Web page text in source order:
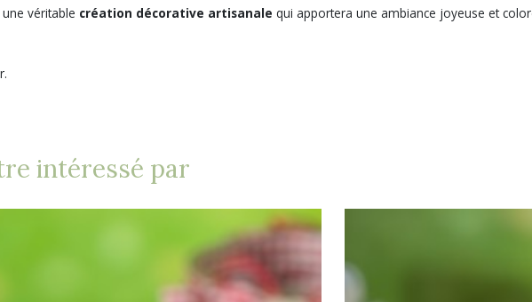
véritable création décorative artisanale qui apportera une ambiance joyeuse et
intéressé par